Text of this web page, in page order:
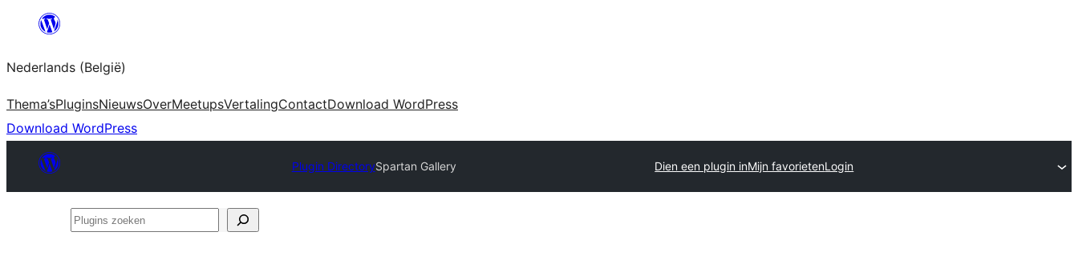
Spring
de
inhoud
Nederlands (België)
Thema’sPluginsNieuwsOverMeetupsVertalingContactDownload WordPress
Download WordPress
Plugin DirectorySpartan Gallery Dien een plugin inMijn favorietenLogin
Plugins